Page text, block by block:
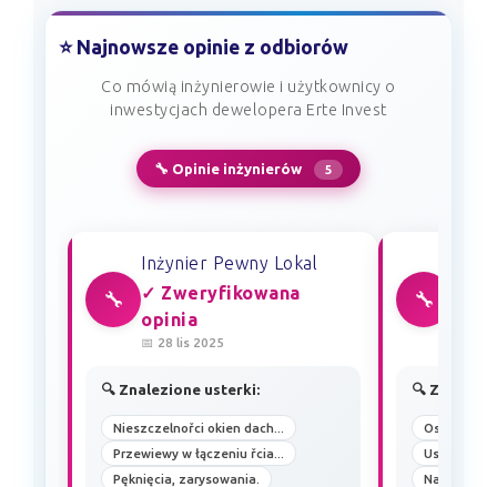
⭐ Najnowsze opinie z odbiorów
Co mówią inżynierowie i użytkownicy o
inwestycjach dewelopera Erte Invest
🔧 Opinie inżynierów 5
🔧
Inżynier Pewny Lokal
✓ Zweryfikowana
opinia
📅 28 lis 2025
🔍 Znalezione usterki:
Nieszczelnořci okien dach...
Przewiewy w łączeniu řcia...
Pęknięcia, zarysowania.
🔧
🔍
Oszklenia: